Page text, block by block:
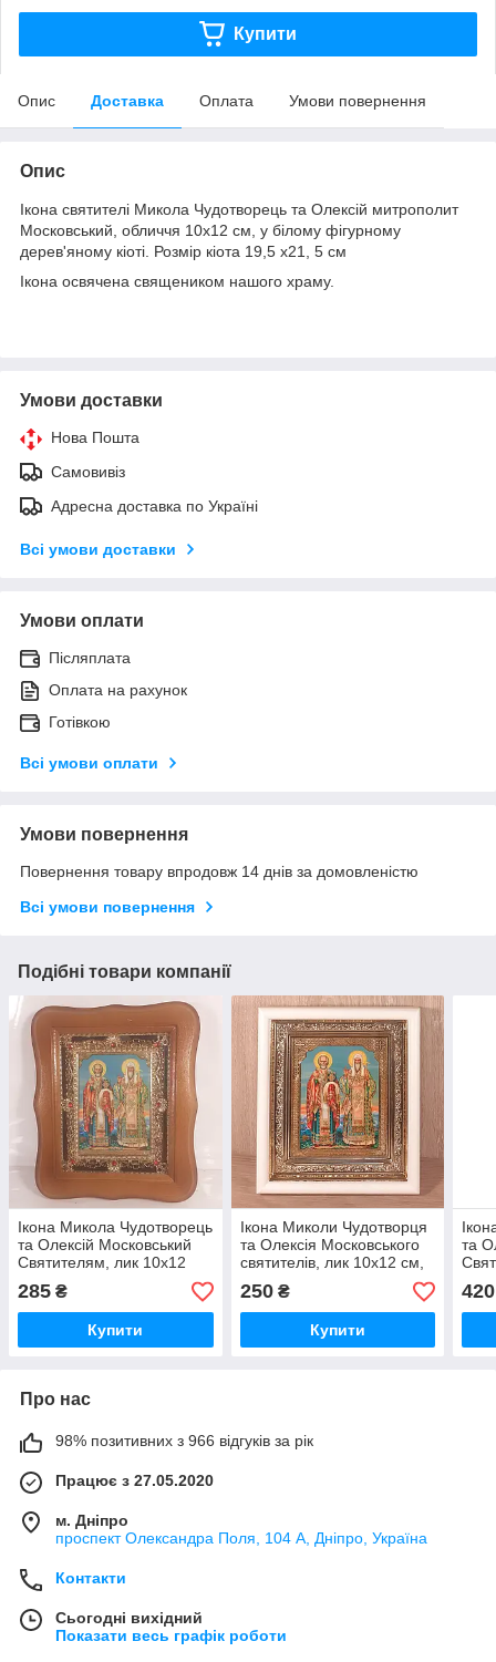
Купити
Опис Доставка Оплата Умови повернення
Опис
Ікона святителі Микола Чудотворець та Олексій митрополит
Московський, обличчя 10х12 см, у білому фігурному
дерев'яному кіоті. Розмір кіота 19,5 х21, 5 см
Ікона освячена священиком нашого храму.
Умови доставки
Нова Пошта
Самовивіз
Адресна доставка по Україні
Всі умови доставки
Умови оплати
Післяплата
Оплата на рахунок
Готівкою
Всі умови оплати
Умови повернення
Повернення товару впродовж 14 днів за домовленістю
Всі умови повернення
Подібні товари компанії
Ікона Микола Чудотворець
та Олексій Московський
Святителям, лик 10х12
см, у світлому
дерев'яному кіоті з
камінням
285 ₴
Купити
Ікона Миколи Чудотворця
та Олексія Московського
святителів, лик 10х12 см,
у білому прямому
дерев'яному кіоті
250₴
Купити
та
в
420
Про нас
98% позитивних з 966 відгуків за рік
Працює з 27.05.2020
м. Дніпро
проспект Олександра Поля, 104 А, Дніпро, Україна
Контакти
Сьогодні вихідний
Показати весь графік роботи